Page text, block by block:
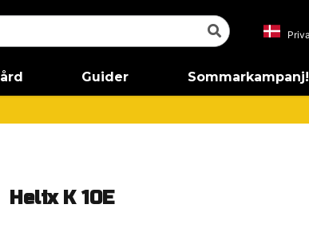
Guider Sommarkampanj!
Helix K 10E